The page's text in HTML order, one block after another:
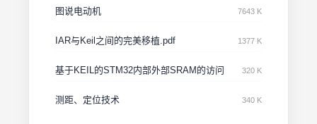
图说电动机 7643 K
IAR与Keil之间的完美移植.pdf 1377 K
基于KEIL的STM32内部外部SRAM的访问 320 K
测距、定位技术 340 K